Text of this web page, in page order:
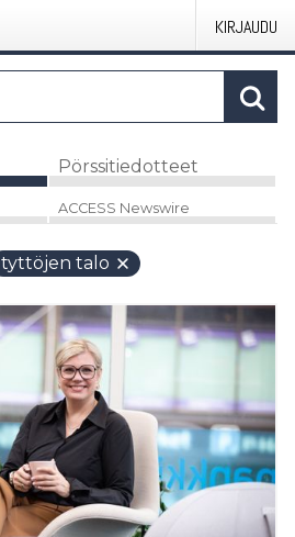
KIRJAUDU
Pörssitiedotteet
ACCESS Newswire
tyttöjen talo